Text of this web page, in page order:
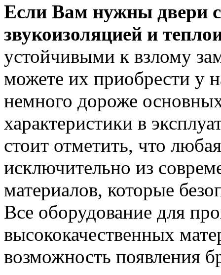
Если Вам нужны двери с
звукоизоляцией и
устойчивыми к взлому
можете их приобрести у
немного дороже
характеристики в
стоит отметить, что
исключительно из
материалов, которые
Все оборудование для
высококачественных
возможность появления